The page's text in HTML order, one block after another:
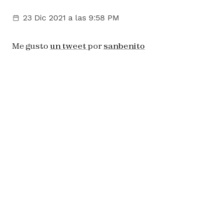
23 Dic 2021 a las 9:58 PM
Me gusto un tweet por sanbenito